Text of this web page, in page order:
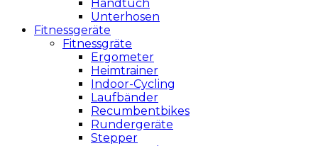
Handtuch
Unterhosen
Fitnessgeräte
Fitnessgräte
Ergometer
Heimtrainer
Indoor-Cycling
Laufbänder
Recumbentbikes
Rundergeräte
Stepper